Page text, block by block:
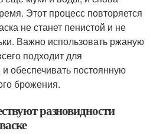
Этот процесс повторяется
не станет пенистой и не
Важно использовать ржаную
подходит для
и обеспечивать постоянную
брожения.
разновидности